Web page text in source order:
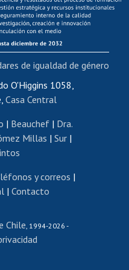
os
capacitación
personal
interna
renta
honorarios
blancas
os
de títulos
Movilidad Estudiantil
O'Higgins 1058,
Casa Central
| Beauchef| Dra.
Millas | Sur |
y correos |
| Contacto
Chile , 1994-2026 -
de igualdad de género